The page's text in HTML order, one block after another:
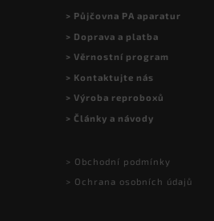
> Půjčovna PA aparatur
> Doprava a platba
> Věrnostní program
> Kontaktujte nás
> Výroba reproboxů
> Články a návody
> Obchodní podmínky
> Ochrana osobních údajů